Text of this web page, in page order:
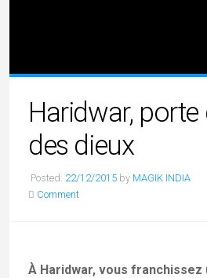
Haridwar, porte
des dieux
Posted: 22/12/2015 by MAGIK INDIA
Comment
À Haridwar, vous franchissez